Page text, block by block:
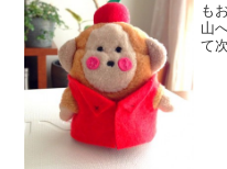
も
山
て